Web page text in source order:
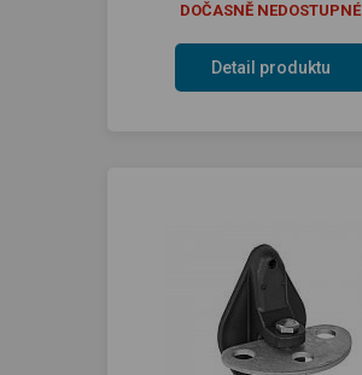
DOČASNĚ NEDOSTUPNÉ
Detail produktu